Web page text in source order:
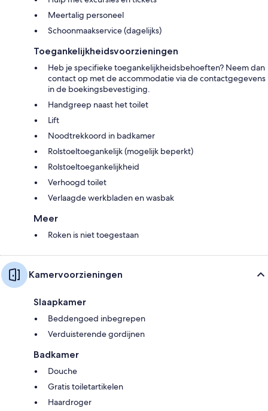
Meertalig personeel
Schoonmaakservice (dagelijks)
Toegankelijkheidsvoorzieningen
Heb je specifieke toegankelijkheidsbehoeften? Neem dan
contact op met de accommodatie via de contactgegevens
in de boekingsbevestiging.
Handgreep naast het toilet
Lift
Noodtrekkoord in badkamer
Rolstoeltoegankelijk (mogelijk beperkt)
Rolstoeltoegankelijkheid
Verhoogd toilet
Verlaagde werkbladen en wasbak
Meer
Roken is niet toegestaan
Kamervoorzieningen
Slaapkamer
Beddengoed inbegrepen
Verduisterende gordijnen
Badkamer
Douche
Gratis toiletartikelen
Haardroger